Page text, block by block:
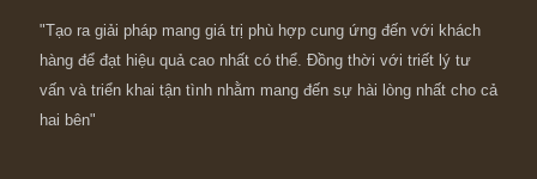
"Tạo ra giải pháp mang giá trị phù hợp cung ứng đến với khách
hàng để đạt hiệu quả cao nhất có thể. Đồng thời với triết lý tư
vấn và triển khai tận tình nhằm mang đến sự hài lòng nhất cho cả
hai bên"